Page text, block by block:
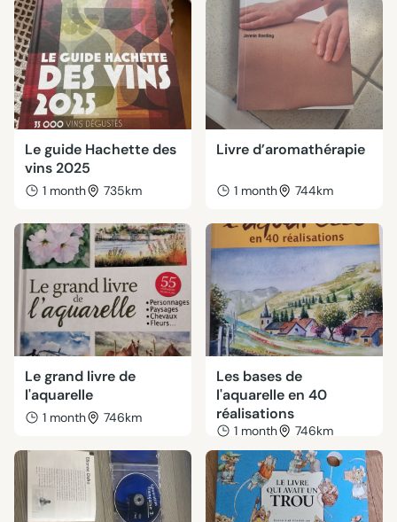
Le guide Hachette des
vins 2025
1 month 735km
Livre d’aromathérapie
1 month 744km
Le grand livre de
l'aquarelle
1 month 746km
Les bases de
l'aquarelle en 40
réalisations
1 month 746km